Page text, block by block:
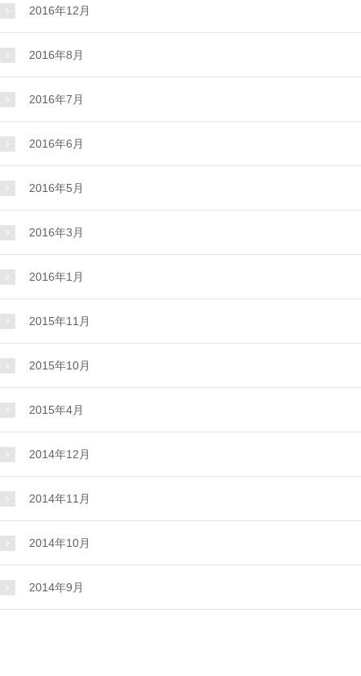
2016年12月
2016年8月
2016年7月
2016年6月
2016年5月
2016年3月
2016年1月
2015年11月
2015年10月
2015年4月
2014年12月
2014年11月
2014年10月
2014年9月